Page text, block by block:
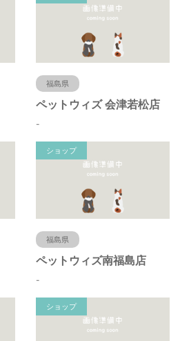
福島県
ペットウィズ 会津若松店
-
ショップ
福島県
ペットウィズ南福島店
-
ショップ